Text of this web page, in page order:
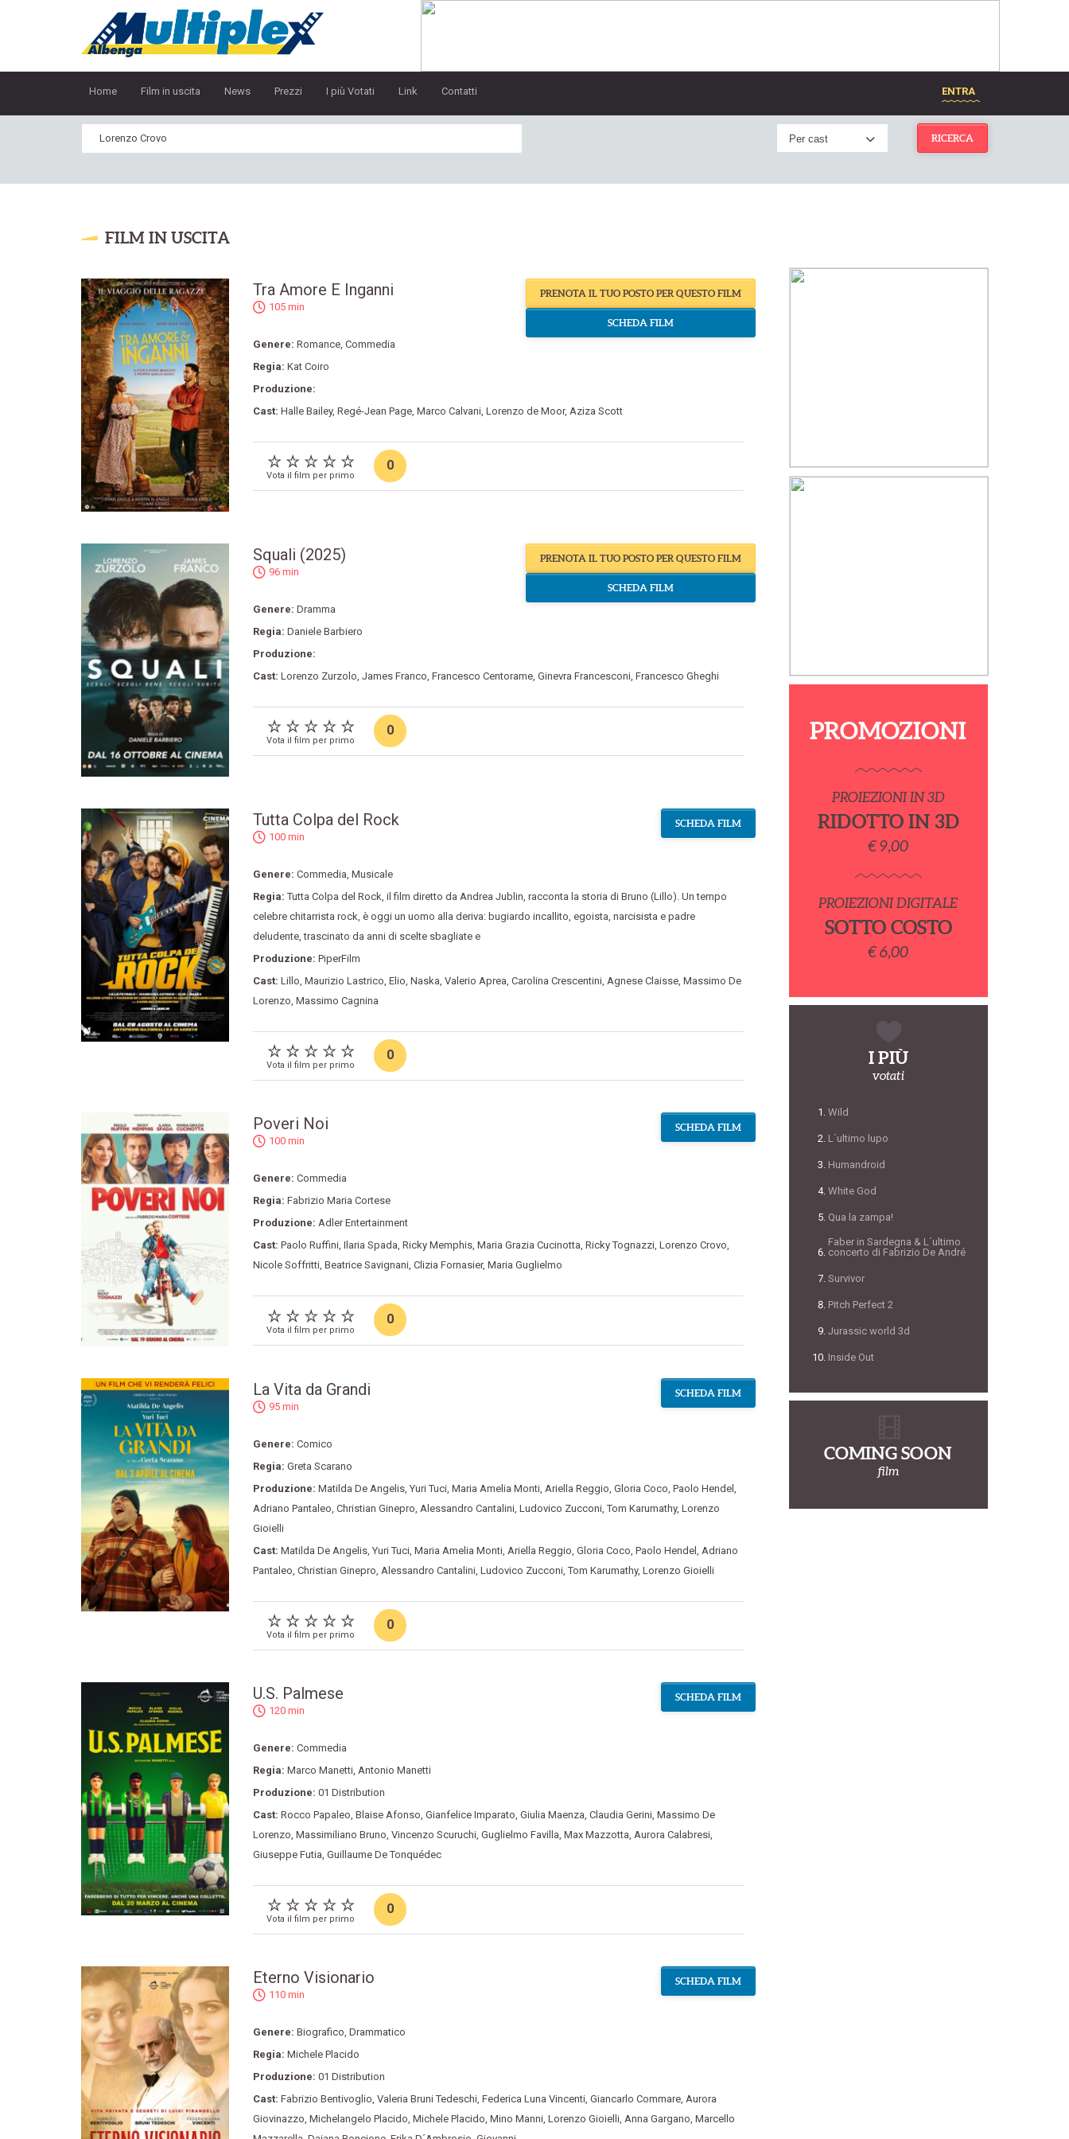
Home Film in uscita News Prezzi I più Votati Link Contatti ENTRA
Per cast RICERCA
FILM IN USCITA
Tra Amore E Inganni
105 min
Genere: Romance, Commedia
Regia: Kat Coiro
Produzione:
Cast: Halle Bailey, Regé-Jean Page, Marco Calvani, Lorenzo de Moor, Aziza Scott
PRENOTA IL TUO POSTO PER QUESTO FILM
SCHEDA FILM
Vota il film per primo
0
Squali (2025)
96 min
Genere: Dramma
Regia: Daniele Barbiero
Produzione:
Cast: Lorenzo Zurzolo, James Franco, Francesco Centorame, Ginevra Francesconi, Francesco Gheghi
PRENOTA IL TUO POSTO PER QUESTO FILM
SCHEDA FILM
Vota il film per primo
0
Tutta Colpa del Rock
100 min
Genere: Commedia, Musicale
Regia:Tutta Colpa del Rock, il film diretto da Andrea Jublin, racconta la storia di Bruno (Lillo). Un tempo
celebre chitarrista rock, è oggi un uomo alla deriva: bugiardo incallito, egoista, narcisista e padre
deludente,trascinato da anni di scelte sbagliate e
Produzione: PiperFilm
Cast: Lillo, Maurizio Lastrico, Elio, Naska, Valerio Aprea, Carolina Crescentini, Agnese Claisse, Massimo De
Lorenzo, Massimo Cagnina
SCHEDA FILM
Vota il film per primo
0
Poveri Noi
100 min
Genere: Commedia
Regia: Fabrizio Maria Cortese
Produzione: Adler Entertainment
Cast: Paolo Ruffini, Ilaria Spada, Ricky Memphis, Maria Grazia Cucinotta, Ricky Tognazzi, Lorenzo Crovo,
Nicole Soffritti, Beatrice Savignani, Clizia Fornasier, Maria Guglielmo
SCHEDA FILM
Vota il film per primo
0
La Vita da Grandi
95 min
Genere: Comico
Regia: Greta Scarano
Produzione: Matilda De Angelis, Yuri Tuci, Maria Amelia Monti, Ariella Reggio Gloria Coco Paolo Hendel
Adriano Pantaleo Christian Ginepro Alessandro Cantalini, Ludovico Zucconi,Tom Karumathy, Lorenzo
Gioielli
Cast: Matilda De Angelis, Yuri Tuci, Maria Amelia Monti, Ariella Reggio Gloria Coco Paolo Hendel Adriano
Pantaleo Christian Ginepro Alessandro Cantalini, Ludovico Zucconi,Tom Karumathy, Lorenzo Gioielli
SCHEDA FILM
Vota il film per primo
0
U.S. Palmese
120 min
Genere: Commedia
Regia: Marco Manetti, Antonio Manetti
Produzione: 01 Distribution
Cast: Rocco Papaleo Blaise Afonso Gianfelice Imparato Giulia Maenza Claudia Gerini, Massimo De
Lorenzo Massimiliano Bruno Vincenzo Scuruchi, Guglielmo Favilla Max Mazzotta Aurora Calabresi,
Giuseppe Futia Guillaume De Tonquédec
SCHEDA FILM
Vota il film per primo
0
Eterno Visionario
110 min
Genere: Biografico, Drammatico
Regia: Michele Placido
Produzione: 01 Distribution
Cast: Fabrizio Bentivoglio, Valeria Bruni Tedeschi, Federica Luna Vincenti, Giancarlo Commare, Aurora
Giovinazzo, Michelangelo Placido, Michele Placido, Mino Manni, Lorenzo Gioielli, Anna Gargano, Marcello
SCHEDA FILM
PROMOZIONI
PROIEZIONI IN 3D
RIDOTTO IN 3D
€ 9,00
PROIEZIONI DIGITALE
SOTTO COSTO
€ 6,00
I PIÙ
votati
Wild
L´ultimo lupo
Humandroid
White God
Qua la zampa!
Faber in Sardegna & L´ultimo
concerto di Fabrizio De André
Survivor
Pitch Perfect 2
Jurassic world 3d
Inside Out
COMING SOON
film